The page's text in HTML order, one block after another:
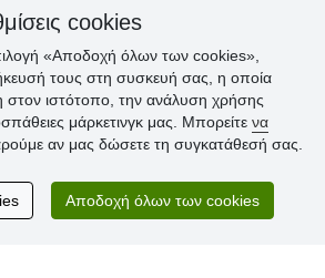
cookies
«Αποδοχή όλων των cookies»,
τους στη συσκευή σας, η οποία
ιστότοπο, την ανάλυση χρήσης
μάρκετινγκ μας. Μπορείτε να
αν μας δώσετε τη συγκατάθεσή σας.
Αποδοχή όλων των cookies